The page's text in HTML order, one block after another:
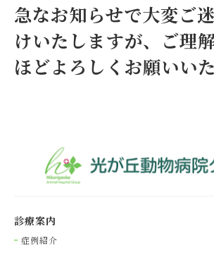
急なお知らせで大変ご
けいたしますが、ご理
ほどよろしくお願いいた
診療案内
症例紹介